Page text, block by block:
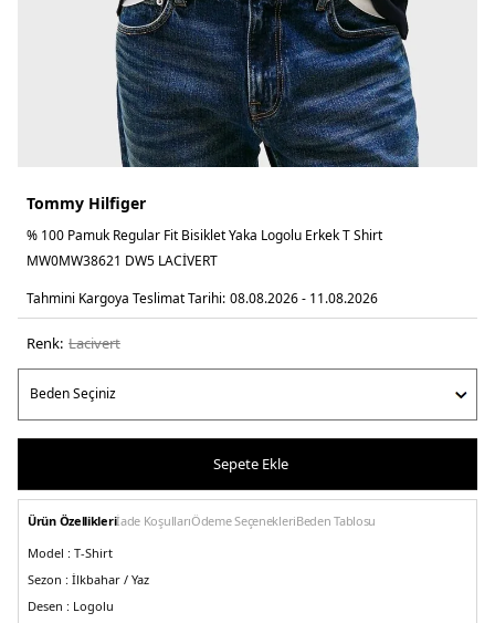
Tommy Hilfiger
% 100 Pamuk Regular Fit Bisiklet Yaka Logolu Erkek T Shirt
MW0MW38621 DW5 LACİVERT
Tahmini Kargoya Teslimat Tarihi: 08.08.2026 - 11.08.2026
Renk: laci̇vert
Sepete Ekle
Ürün Özellikleriİade KoşullarıÖdeme SeçenekleriBeden Tablosu
Model : T-Shirt
Sezon : İlkbahar / Yaz
Desen : Logolu